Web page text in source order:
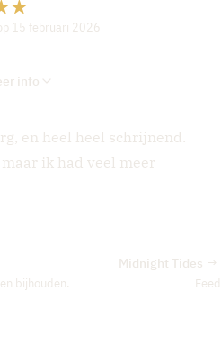
15 februari 2026
info
en heel heel schrijnend.
ik had veel meer
Midnight Tides →
bijhouden.
Feed